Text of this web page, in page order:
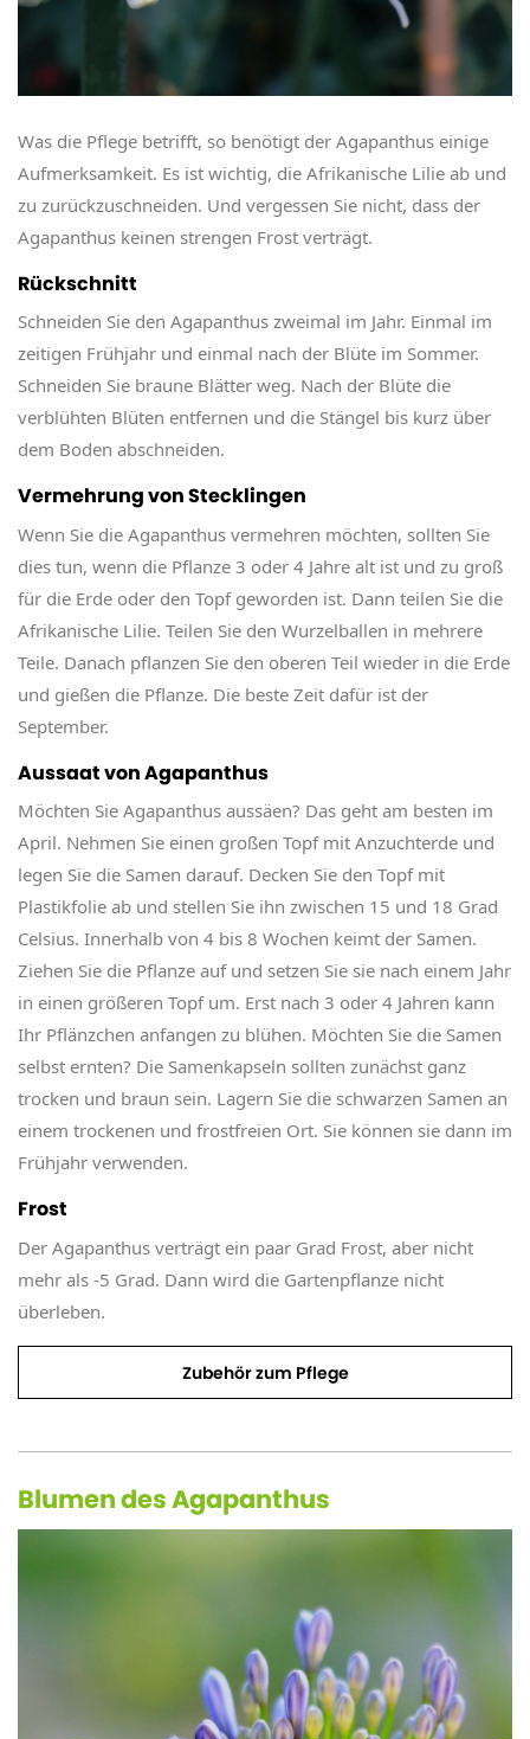
Was die Pflege betrifft, so benötigt der Agapanthus einige
Aufmerksamkeit. Es ist wichtig, die Afrikanische Lilie ab und
zu zurückzuschneiden. Und vergessen Sie nicht, dass der
Agapanthus keinen strengen Frost verträgt.
Rückschnitt
Schneiden Sie den Agapanthus zweimal im Jahr. Einmal im
zeitigen Frühjahr und einmal nach der Blüte im Sommer.
Schneiden Sie braune Blätter weg. Nach der Blüte die
verblühten Blüten entfernen und die Stängel bis kurz über
dem Boden abschneiden.
Vermehrung von Stecklingen
Wenn Sie die Agapanthus vermehren möchten, sollten Sie
dies tun, wenn die Pflanze 3 oder 4 Jahre alt ist und zu groß
für die Erde oder den Topf geworden ist. Dann teilen Sie die
Afrikanische Lilie. Teilen Sie den Wurzelballen in mehrere
Teile. Danach pflanzen Sie den oberen Teil wieder in die Erde
und gießen die Pflanze. Die beste Zeit dafür ist der
September.
Aussaat von Agapanthus
Möchten Sie Agapanthus aussäen? Das geht am besten im
April. Nehmen Sie einen großen Topf mit Anzuchterde und
legen Sie die Samen darauf. Decken Sie den Topf mit
Plastikfolie ab und stellen Sie ihn zwischen 15 und 18 Grad
Celsius. Innerhalb von 4 bis 8 Wochen keimt der Samen.
Ziehen Sie die Pflanze auf und setzen Sie sie nach einem Jahr
in einen größeren Topf um. Erst nach 3 oder 4 Jahren kann
Ihr Pflänzchen anfangen zu blühen. Möchten Sie die Samen
selbst ernten? Die Samenkapseln sollten zunächst ganz
trocken und braun sein. Lagern Sie die schwarzen Samen an
einem trockenen und frostfreien Ort. Sie können sie dann im
Frühjahr verwenden.
Frost
Der Agapanthus verträgt ein paar Grad Frost, aber nicht
mehr als -5 Grad. Dann wird die Gartenpflanze nicht
überleben.
Zubehör zum Pflege
Blumen des Agapanthus